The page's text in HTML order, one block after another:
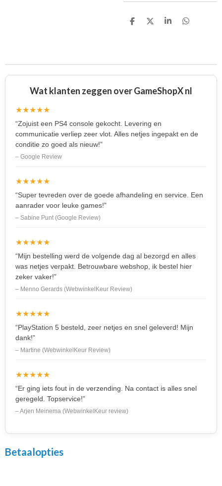
D
D
S
D
Wat klanten zeggen over GameShopX nl
★★★★★
“Zojuist een PS4 console gekocht. Levering en
communicatie verliep zeer vlot. Alles netjes ingepakt en de
conditie zo goed als nieuw!”
– Google Review
★★★★★
“Super tevreden over de goede afhandeling en service. Een
aanrader voor leuke games!”
– Sabine Punt (Google Review)
★★★★★
“Mijn bestelling werd de volgende dag al bezorgd en alles
was netjes verpakt. Betrouwbare webshop, ik bestel hier
zeker vaker!”
– Menno Gerards (WebwinkelKeur Review)
★★★★★
“PlayStation 5 besteld, zeer netjes en snel geleverd! Mijn
dank!”
– Martine (WebwinkelKeur Review)
★★★★★
“Er ging iets fout in de verzending. Na contact is alles snel
geregeld. Topservice!”
– Arjen Meinema (WebwinkelKeur review)
Betaalopties